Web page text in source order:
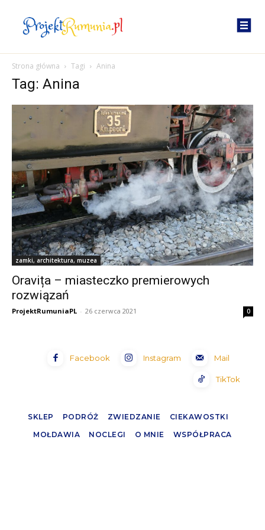
Strona główna Tagi Anina
Tag: Anina
zamki, architektura, muzea
Oravița – miasteczko premierowych
rozwiązań
ProjektRumuniaPL - 26 czerwca 2021 0
Facebook Instagram Mail
TikTok
SKLEP PODRÓŻ ZWIEDZANIE
CIEKAWOSTKI
MOŁDAWIA
NOCLEGI O MNIE WSPÓŁPRACA